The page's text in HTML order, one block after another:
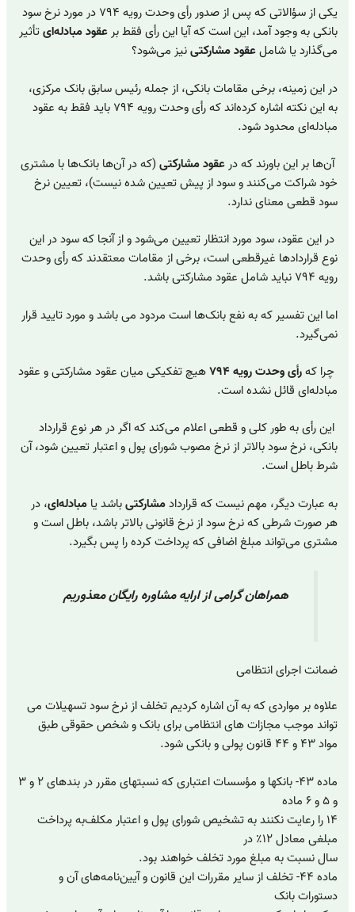
یکی از سؤالاتی که پس از صدور رأی وحدت رویه ۷۹۴ در مورد نرخ سود
بانکی به وجود آمد، این است که آیا این رأی فقط برعقود مبادله‌ایتأثیر
می‌گذارد یا شاملعقود مشارکتینیز می‌شود؟
در این زمینه، برخی مقامات بانکی، از جمله رئیس سابق بانک مرکزی،
به این نکته اشاره کرده‌اند که رأی وحدت رویه ۷۹۴ باید فقط به عقود
مبادله‌ای محدود شود.
آن‌ها بر این باورند که درعقود مشارکتی(که در آن‌ها بانک‌ها با مشتری
خود شراکت می‌کنند و سود از پیش تعیین شده نیست)، تعیین نرخ
سود قطعی معنای ندارد.
در این عقود، سود مورد انتظار تعیین می‌شود و از آنجا که سود در این
نوع قراردادها غیرقطعی است، برخی از مقامات معتقدند که رأی وحدت
رویه ۷۹۴ نباید شامل عقود مشارکتی باشد.
اما این تفسیر که به نفع بانک‌ها است مردود می باشد و مورد تایید قرار
نمی‌گیرد.
چرا کهرأی وحدت رویه ۷۹۴
هیچ تفکیکی میان عقود مشارکتی و عقود
مبادله‌ای قائل نشده است.
این رأی به طور کلی و قطعی اعلام می‌کند که اگر در هر نوع قرارداد
بانکی، نرخ سود بالاتر از نرخ مصوب شورای پول و اعتبار تعیین شود، آن
شرط باطل است.
به عبارت دیگر، مهم نیست که قراردادمشارکتیباشد یامبادله‌ای، در
هر صورت شرطی که نرخ سود از نرخ قانونی بالاتر باشد، باطل است و
مشتری می‌تواند مبلغ اضافی که پرداخت کرده را پس بگیرد.
همراهان گرامی از ارایه مشاوره رایگان معذوریم
ضمانت اجرای انتظامی
علاوه بر مواردی که به آن اشاره کردیم تخلف از نرخ سود تسهیلات می
تواند موجب مجازات های انتظامی برای بانک و شخص حقوقی طبق
مواد ۴۳ و ۴۴ قانون پولی و بانکی شود.
‌ماده ۴۳- بانکها و مؤسسات اعتباری که نسبتهای مقرر در بندهای ۲ و ۳
و ۵ و ۶ ماده
۱۴ را رعایت نکنند به تشخیص شورای پول و اعتبار مکلف‌به پرداخت
مبلغی معادل ۱۲٪ در
سال نسبت به مبلغ مورد تخلف خواهند بود.
‌ماده ۴۴- تخلف از سایر مقررات این قانون و آیین‌نامه‌های آن و
دستورات بانک